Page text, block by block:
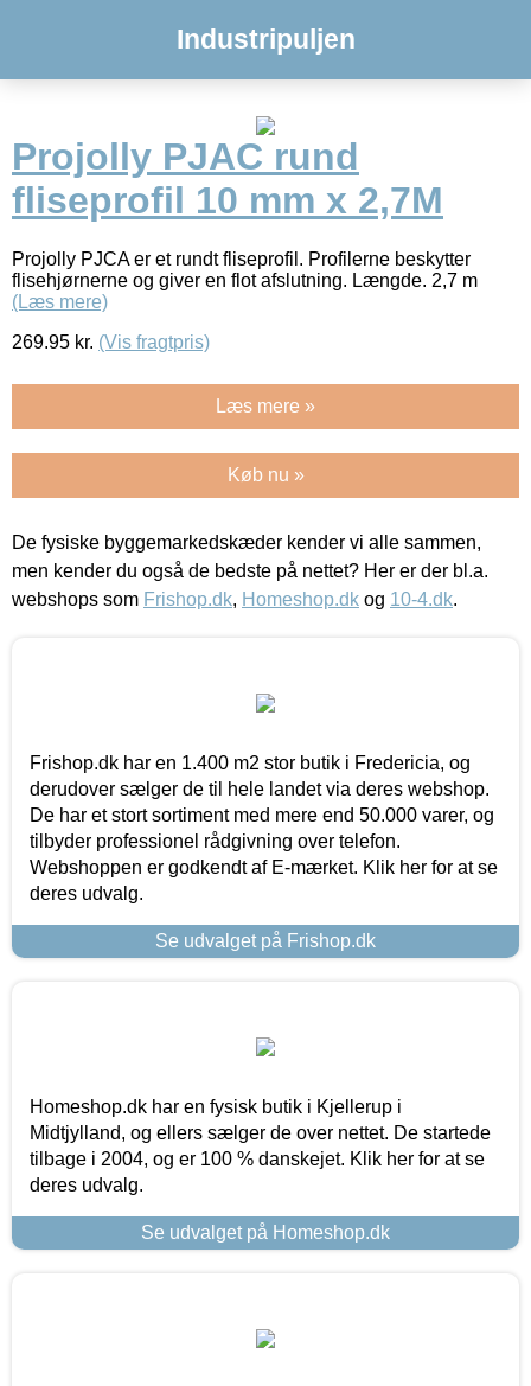
Industripuljen
Projolly PJAC rund
fliseprofil 10 mm x 2,7M
Projolly PJCA er et rundt fliseprofil. Profilerne beskytter
flisehjørnerne og giver en flot afslutning. Længde. 2,7 m
(Læs mere)
269.95 kr. (Vis fragtpris)
Læs mere »
Køb nu »
De fysiske byggemarkedskæder kender vi alle sammen,
men kender du også de bedste på nettet? Her er der bl.a.
webshops som Frishop.dk, Homeshop.dk og 10-4.dk.
Frishop.dk har en 1.400 m2 stor butik i Fredericia, og
derudover sælger de til hele landet via deres webshop.
De har et stort sortiment med mere end 50.000 varer, og
tilbyder professionel rådgivning over telefon.
Webshoppen er godkendt af E-mærket. Klik her for at se
deres udvalg.
Se udvalget på Frishop.dk
Homeshop.dk har en fysisk butik i Kjellerup i
Midtjylland, og ellers sælger de over nettet. De startede
tilbage i 2004, og er 100 % danskejet. Klik her for at se
deres udvalg.
Se udvalget på Homeshop.dk